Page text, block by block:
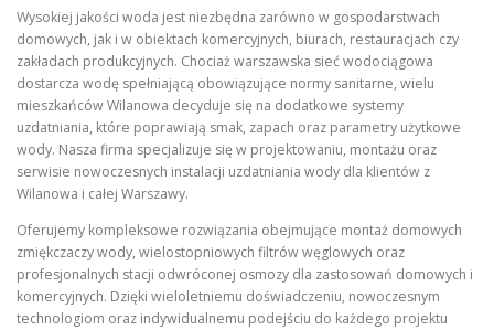
Wysokiej jakości woda jest niezbędna zarówno w gospodarstwach
domowych, jak i w obiektach komercyjnych, biurach, restauracjach czy
zakładach produkcyjnych. Chociaż warszawska sieć wodociągowa
dostarcza wodę spełniającą obowiązujące normy sanitarne, wielu
mieszkańców Wilanowa decyduje się na dodatkowe systemy
uzdatniania, które poprawiają smak, zapach oraz parametry użytkowe
wody. Nasza firma specjalizuje się w projektowaniu, montażu oraz
serwisie nowoczesnych instalacji uzdatniania wody dla klientów z
Wilanowa i całej Warszawy.
Oferujemy kompleksowe rozwiązania obejmujące montaż domowych
zmiękczaczy wody, wielostopniowych filtrów węglowych oraz
profesjonalnych stacji odwróconej osmozy dla zastosowań domowych i
komercyjnych. Dzięki wieloletniemu doświadczeniu, nowoczesnym
technologiom oraz indywidualnemu podejściu do każdego projektu